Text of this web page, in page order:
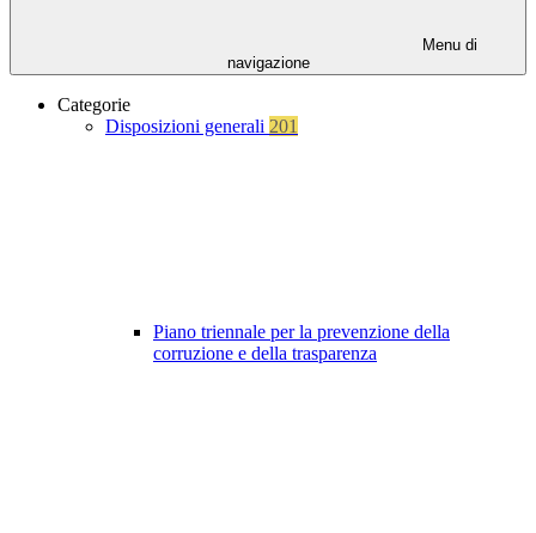
Menu di
navigazione
Categorie
Disposizioni generali 201
Piano triennale per la prevenzione della
corruzione e della trasparenza